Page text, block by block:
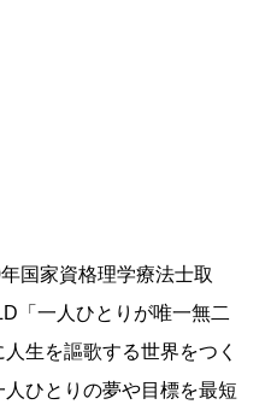
国家資格理学療法士取
「一人ひとりが唯一無二
生を謳歌する世界をつく
ひとりの夢や目標を最短